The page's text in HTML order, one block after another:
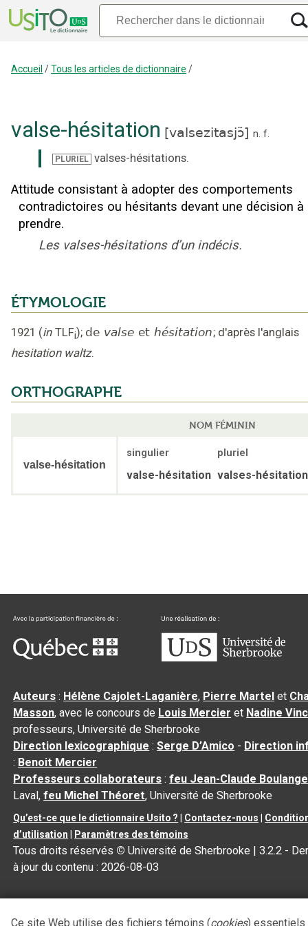
Accueil /Tous les articles de dictionnaire /
valse-hésitation [valsezitasjɔ̃] n. f.
PLURIEL valses-hésitations.
Attitude consistant à adopter des comportements
contradictoires ou hésitants devant une décision à
prendre.
Les valses-hésitations d’un indécis.
ÉTYMOLOGIE
1921 (in TLFi); de valse et hésitation; d'après l'anglais
hesitation waltz.
ORTHOGRAPHE
NOM FÉMININ
valse-hésitation
singulier pluriel
valse-hésitation valses-
Auteurs : Hélène Cajolet-Laganière, Pierre Martel et
Masson, avec le concours de Louis Mercier et Nadine
professeurs, Université de Sherbrooke
Direction lexicographique :Serge D’Amico - Direction
: Benoit Mercier
Professeurs collaborateurs :feu Jean-Claude
Laval,feu Michel Théoret, Université de Sherbrooke
Qu’est-ce que le dictionnaire Usito ? | Contactez-nous |
d’utilisation | Paramètres des témoins
Tous droits réservés © Université de Sherbrooke |3.2.2 -
à jour du contenu :2026-08-03
Ce site Web utilise des fichiers témoins (cookies) essentiels